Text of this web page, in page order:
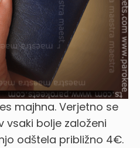
majhna. Verjetno se
bolje založeni
odštela približno 4€.